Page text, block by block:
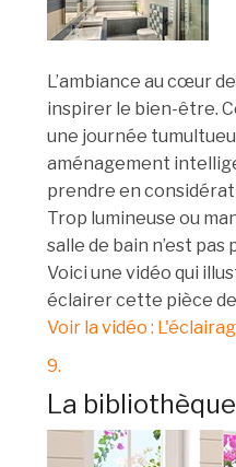
L’ambiance au cœur
inspirer le bien-être.
une journée
aménagement
prendre en
Trop lumineuse ou
salle de bain n’est
Voici une vidéo qui
éclairer cette pièce de
Voir la vidéo :
9.
La